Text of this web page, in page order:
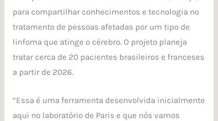
para compartilhar conhecimentos e tecnologia no
tratamento de pessoas afetadas por um tipo de
linfoma que atinge o cérebro. O projeto planeja
tratar cerca de 20 pacientes brasileiros e franceses
a partir de 2026.
“Essa é uma ferramenta desenvolvida inicialmente
aqui no laboratório de Paris e que nós vamos